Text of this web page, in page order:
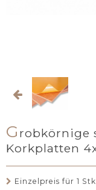
G robkörnige
Korkplatten
Einzelpreis für 1